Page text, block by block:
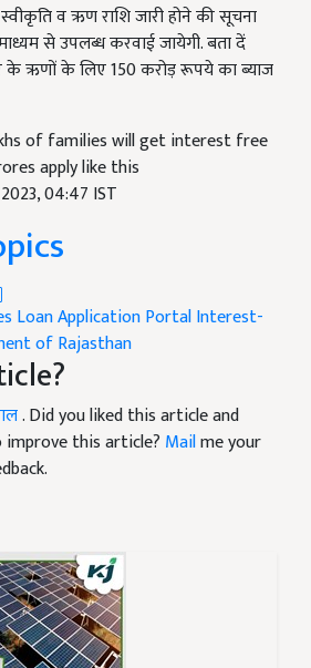
व ऋण राशि जारी होने की सूचना
से उपलब्ध करवाई जायेगी. बता दें
के ऋणों के लिए 150 करोड़ रूपये का ब्याज
of families will get interest free
apply like this
04:47 IST
Loan Application PortalInterest-
of Rajasthan
. Did you liked this article and
this article? Mailme your